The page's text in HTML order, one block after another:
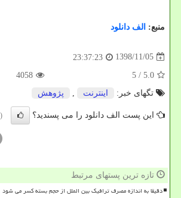
منبع: الف دانلود
1398/11/05
23:37:23
5.0
/ 5
4058
تگهای خبر:
اینترنت , پژوهش
این پست الف دانلود را می پسندید؟ (1)
تازه ترین پستهای مرتبط
دقیقا به اندازه مصرف ترافیک بین الملل از حجم بسته کسر می شود